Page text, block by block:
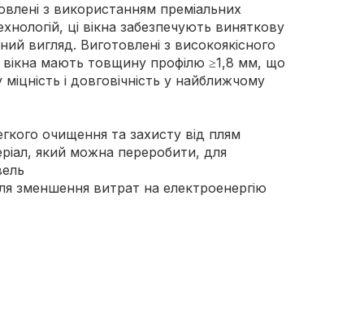
з використанням преміальних
ці вікна забезпечують виняткову
вигляд. Виготовлені з високоякісного
вікна мають товщину профілю ≥1,8 мм, що
і довговічність у найближчому
очищення та захисту від плям
який можна переробити, для
зменшення витрат на електроенергію